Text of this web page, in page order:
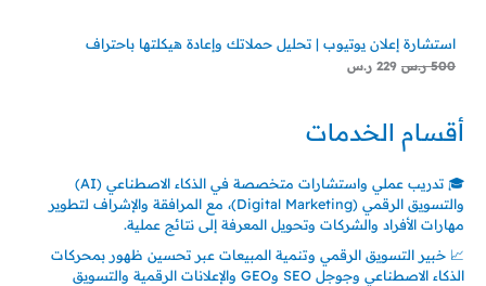
استشارة إعلان يوتيوب | تحليل حملاتك وإعادة هيكلتها باحتراف
500 ر.س 229 ر.س
أقسام الخدمات
🎓 تدريب عملي واستشارات متخصصة في الذكاء الاصطناعي (AI)
والتسويق الرقمي (Digital Marketing)، مع المرافقة والإشراف لتطوير
مهارات الأفراد والشركات وتحويل المعرفة إلى نتائج عملية.
📈 خبير التسويق الرقمي وتنمية المبيعات عبر تحسين ظهور بمحركات
الذكاء الاصطناعي وجوجل SEO وGEO والإعلانات الرقمية والتسويق